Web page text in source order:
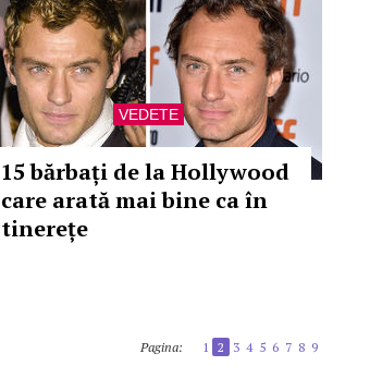
VEDETE
15 bărbați de la Hollywood
care arată mai bine ca în
tinerețe
Pagina: 1 2 3 4 5 6 7 8 9